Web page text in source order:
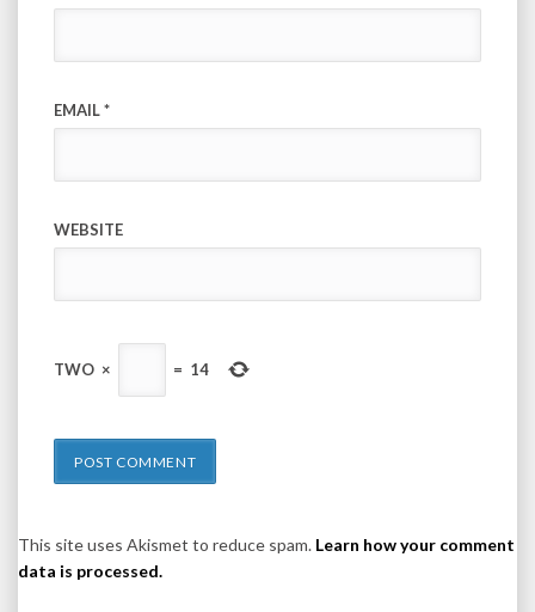
EMAIL*
WEBSITE
TWO × = 14
This site uses Akismet to reduce spam. Learn how your comment
data is processed.